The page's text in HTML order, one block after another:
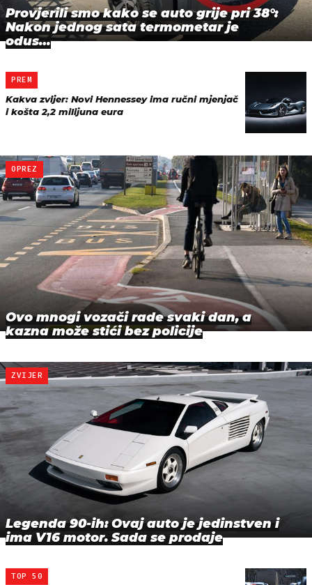
Provjerili smo kako se auto grije pri 38°:
Nakon jednog sata termometar je
odus…
PREM
Kakva zvijer: Novi Hennessey ima ručni mjenjač
i košta 2,2 milijuna eura
OPREZ
Ovo mnogi vozači rade svaki dan, a
kazna može stići bez policije
ZVIJER
Legenda 90-ih: Ovaj auto je jedinstven i
ima V16 motor. Sada se prodaje
TOP 50